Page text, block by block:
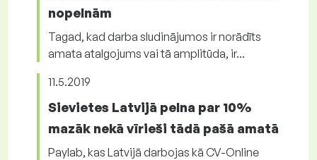
nopelnām
Tagad, kad darba sludinājumos ir norādīts
amata atalgojums vai tā amplitūda, ir...
11.5.2019
Sievietes Latvijā pelna par 10%
mazāk nekā vīrieši tādā pašā amatā
Paylab, kas Latvijā darbojas kā CV-Online